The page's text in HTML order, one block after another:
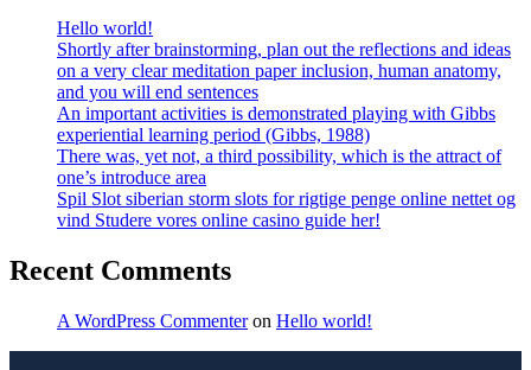
Hello world!
Shortly after brainstorming, plan out the reflections and ideas
on a very clear meditation paper inclusion, human anatomy,
and you will end sentences
An important activities is demonstrated playing with Gibbs
experiential learning period (Gibbs, 1988)
There was, yet not, a third possibility, which is the attract of
one’s introduce area
Spil Slot siberian storm slots for rigtige penge online nettet og
vind Studere vores online casino guide her!
Recent Comments
A WordPress Commenteron Hello world!